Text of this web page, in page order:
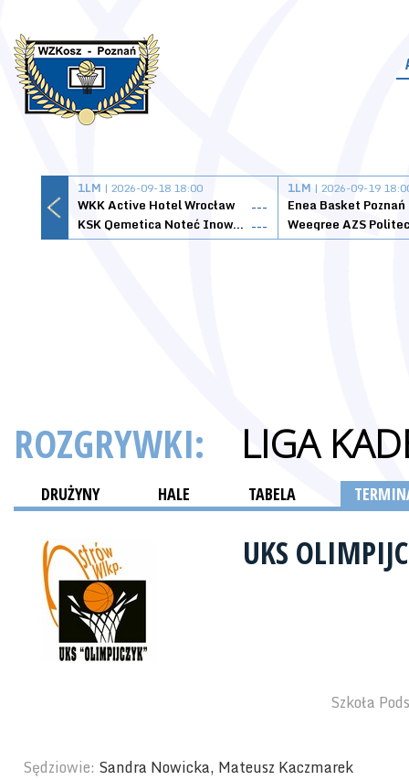
1LM | 2026-09-18 18:00
WKK Active Hotel Wrocław
---
KSK Qemetica Noteć Inowrocław ---
1LM | 2026-09-19
Enea Basket Poznań
ROZGRYWKI: LIGA
DRUŻYNY HALE TABELA
UKS
Szkoła
Sędziowie: Sandra Nowicka, Mateusz Kaczmarek